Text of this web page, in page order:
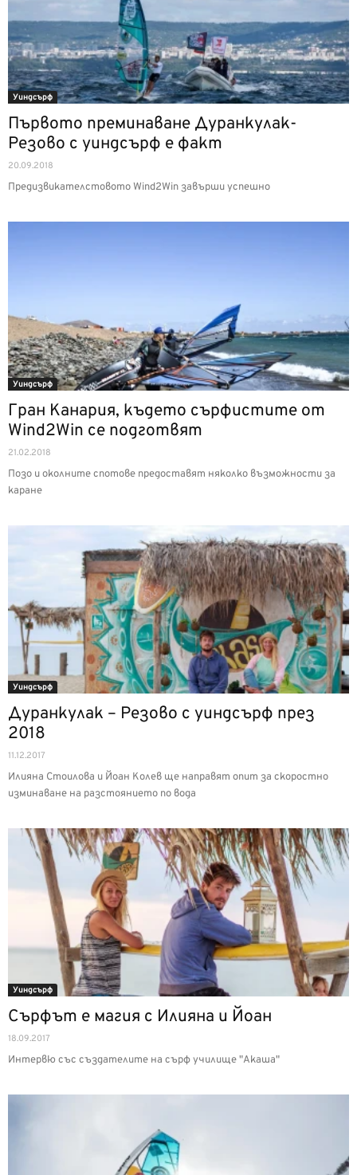
Уиндсърф
Първото преминаване Дуранкулак-
Резово с уиндсърф е факт
20.09.2018
Предизвикателстовото Wind2Win завърши успешно
Уиндсърф
Гран Канария, където сърфистите от
Wind2Win се подготвят
21.02.2018
Позо и околните спотове предоставят няколко възможности за
каране
Уиндсърф
Дуранкулак – Резово с уиндсърф през
2018
11.12.2017
Илияна Стоилова и Йоан Колев ще направят опит за скоростно
изминаване на разстоянието по вода
Уиндсърф
Сърфът е магия с Илияна и Йоан
18.09.2017
Интервю със създателите на сърф училище "Акаша"